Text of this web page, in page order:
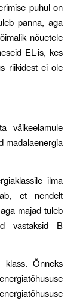
puhul on
panna, aga
nõuetele
EL-is, kes
riikidest ei ole
väikeelamule
madalaenergia
ilma
et nendelt
majad tuleb
vastaksid B
Õnneks